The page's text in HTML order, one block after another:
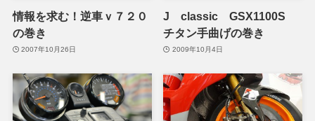
情報を求む！逆車ｖ７２０
の巻き
2007年10月26日
J classic GSX1100S
チタン手曲げの巻き
2009年10月4日